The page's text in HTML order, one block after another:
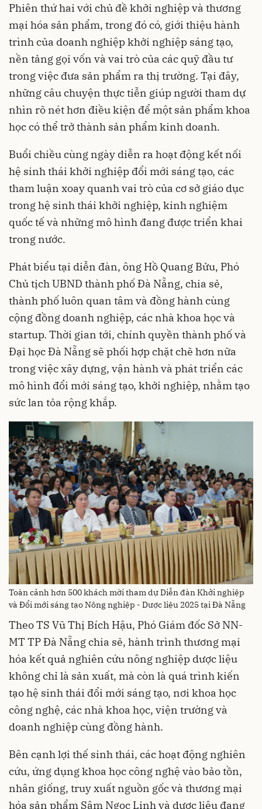
Phiên thứ hai với chủ đề khởi nghiệp và thương
mại hóa sản phẩm, trong đó có, giới thiệu hành
trình của doanh nghiệp khởi nghiệp sáng tạo,
nền tảng gọi vốn và vai trò của các quỹ đầu tư
trong việc đưa sản phẩm ra thị trường. Tại đây,
những câu chuyện thực tiễn giúp người tham dự
nhìn rõ nét hơn điều kiện để một sản phẩm khoa
học có thể trở thành sản phẩm kinh doanh.
Buổi chiều cùng ngày diễn ra hoạt động kết nối
hệ sinh thái khởi nghiệp đổi mới sáng tạo, các
tham luận xoay quanh vai trò của cơ sở giáo dục
trong hệ sinh thái khởi nghiệp, kinh nghiệm
quốc tế và những mô hình đang được triển khai
trong nước.
Phát biểu tại diễn đàn, ông Hồ Quang Bửu, Phó
Chủ tịch UBND thành phố Đà Nẵng, chia sẻ,
thành phố luôn quan tâm và đồng hành cùng
cộng đồng doanh nghiệp, các nhà khoa học và
startup. Thời gian tới, chính quyền thành phố và
Đại học Đà Nẵng sẽ phối hợp chặt chẽ hơn nữa
trong việc xây dựng, vận hành và phát triển các
mô hình đổi mới sáng tạo, khởi nghiệp, nhằm tạo
sức lan tỏa rộng khắp.
Toàn cảnh hơn 500 khách mời tham dự Diễn đàn Khởi nghiệp
và Đổi mới sáng tạo Nông nghiệp - Dược liệu 2025 tại Đà Nẵng
Theo TS Vũ Thị Bích Hậu, Phó Giám đốc Sở NN-
MT TP Đà Nẵng chia sẻ, hành trình thương mại
hóa kết quả nghiên cứu nông nghiệp dược liệu
không chỉ là sản xuất, mà còn là quá trình kiến
tạo hệ sinh thái đổi mới sáng tạo, nơi khoa học
công nghệ, các nhà khoa học, viện trường và
doanh nghiệp cùng đồng hành.
Bên cạnh lợi thế sinh thái, các hoạt động nghiên
cứu, ứng dụng khoa học công nghệ vào bảo tồn,
nhân giống, truy xuất nguồn gốc và thương mại
hóa sản phẩm Sâm Ngọc Linh và dược liệu đang